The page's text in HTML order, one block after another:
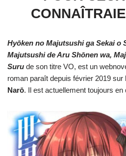
Hyōken no Majutsushi ga Sekai o
Majutsushi de Aru Shōnen wa,
Suru de son titre VO, est un
roman paraît depuis février 2019 sur
Narō. Il est actuellement toujours en